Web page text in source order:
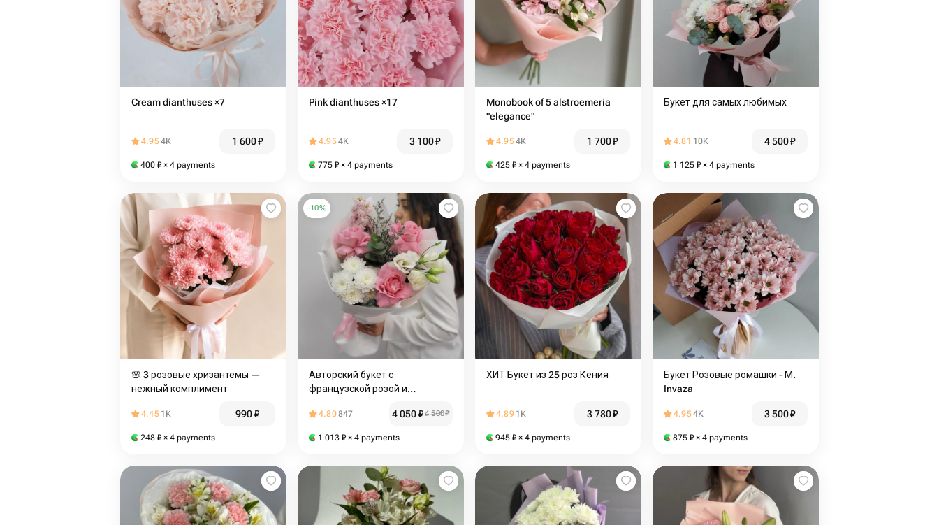
Cream dianthuses ×7
4.954K 1 600₽
400 ₽ × 4 payments
Pink dianthuses ×17
4.954K 3 100₽
775 ₽ × 4 payments
Monobook of 5 alstroemeria
"elegance"
4.954K 1 700₽
425 ₽ × 4 payments
Букет для самых любимых
4.81 10K 4 500₽
1 125 ₽ × 4 payments
🌸 3 розовые хризантемы —
нежный комплимент
4.45 1K 990₽
248 ₽ × 4 payments
-10%
Авторский букет с
французской розой и
4.80847 4 050₽4 500₽
1 013 ₽ × 4 payments
ХИТ Букет из 25 роз Кения
4.89 1K 3 780₽
945 ₽ × 4 payments
Букет Розовые ромашки - М.
Invaza
4.954K 3 500₽
875 ₽ × 4 payments